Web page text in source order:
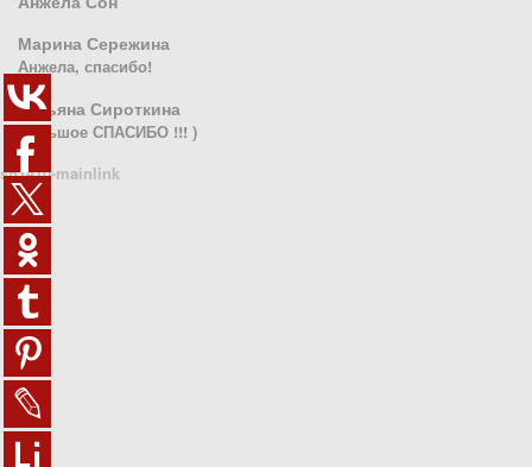
Марина Сережина
Анжела, спасибо!
Татьяна Сироткина
Большое СПАСИБО !!! )
sn1410-mainlink